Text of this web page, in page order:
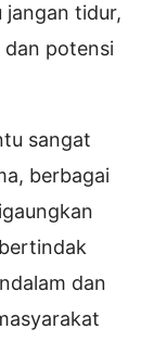
jangan tidur,
dan potensi
sangat
berbagai
dan